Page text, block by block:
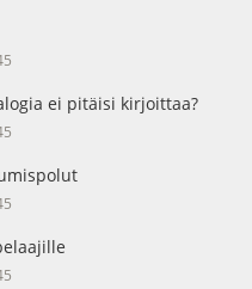
ei pitäisi kirjoittaa?